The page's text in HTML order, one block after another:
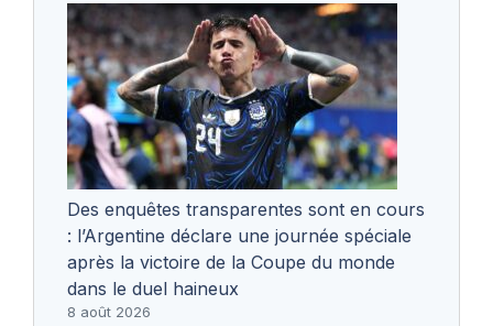
Des enquêtes transparentes sont en cours
: l’Argentine déclare une journée spéciale
après la victoire de la Coupe du monde
dans le duel haineux
8 août 2026